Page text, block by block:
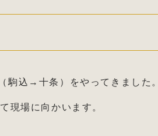
駒込→十条）をやってきました。
現場に向かいます。